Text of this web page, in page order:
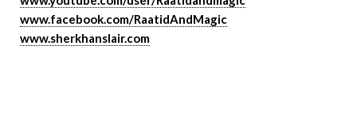
www.facebook.com/RaatidAndMagic
www.sherkhanslair.com